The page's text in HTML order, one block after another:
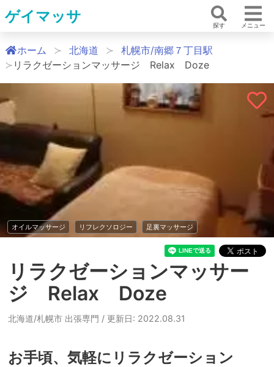
ゲイマッサ
探す メニュー
ホーム 北海道
札幌市/南郷７丁目駅
リラクゼーションマッサージ Relax Doze
オイルマッサージ リフレクソロジー 足裏マッサージ
リラクゼーションマッサー
ジ Relax Doze
北海道/札幌市 出張専門 / 更新日: 2022.08.31
お手頃、気軽にリラクゼーション